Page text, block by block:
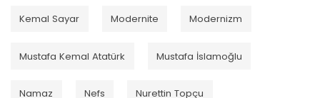
Kemal Sayar Modernite Modernizm
Mustafa Kemal Atatürk Mustafa İslamoğlu
Namaz Nefs Nurettin Topçu